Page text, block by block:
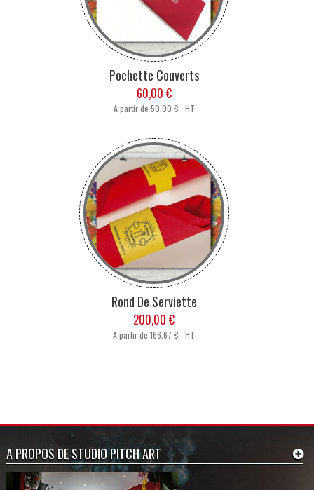
Pochette Couverts
60,00 €
A partir de 50,00 € HT
Rond De Serviette
200,00 €
A partir de166,67 € HT
A PROPOS DE STUDIO PITCH ART